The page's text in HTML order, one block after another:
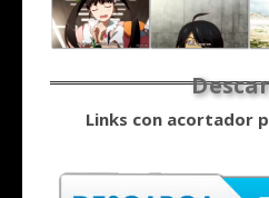
Links con acortador